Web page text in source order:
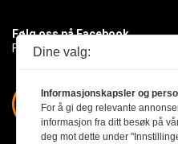
Følg oss på Facebook
Få med deg det siste innen
Dine valg:
Informasjonskapsler og
For å gi deg relevante
informasjon fra ditt besøk på
deg mot dette under